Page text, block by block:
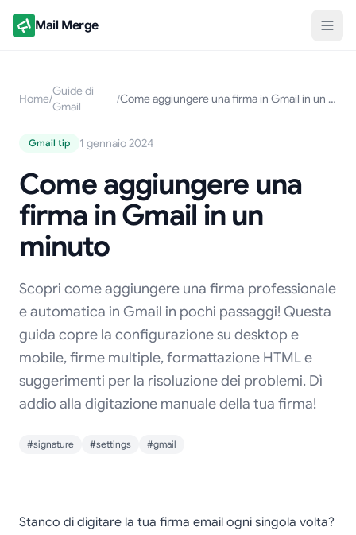
Mail Merge
Home/
Guide di
Gmail
/ Come aggiungere una firma in Gmail in un minuto
Gmail tip 1 gennaio 2024
Come aggiungere una
firma in Gmail in un
minuto
Scopri come aggiungere una firma professionale
e automatica in Gmail in pochi passaggi! Questa
guida copre la configurazione su desktop e
mobile, firme multiple, formattazione HTML e
suggerimenti per la risoluzione dei problemi. Dì
addio alla digitazione manuale della tua firma!
#signature #settings #gmail
Come aggiungere una
Stanco di digitare la tua firma email ogni singola volta?